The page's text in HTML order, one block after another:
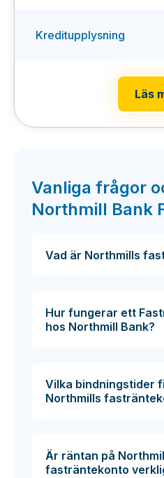
Kreditupplysning
Läs
Vanliga frågor
Northmill Bank
Vad är Northmills
Hur fungerar ett
hos Northmill Bank?
Vilka bindningstider
Northmills
Är räntan på
fasträntekonto